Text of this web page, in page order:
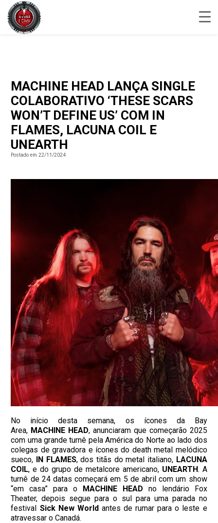
MACHINE HEAD LANÇA SINGLE
COLABORATIVO ‘THESE SCARS
WON’T DEFINE US’ COM IN
FLAMES, LACUNA COIL E
UNEARTH
Postado em 22/11/2024
No início desta semana, os ícones da Bay
Area, MACHINE HEAD, anunciaram que começarão 2025
com uma grande turnê pela América do Norte ao lado dos
colegas de gravadora e ícones do death metal melódico
sueco, IN FLAMES, dos titãs do metal italiano, LACUNA
COIL, e do grupo de metalcore americano, UNEARTH. A
turnê de 24 datas começará em 5 de abril com um show
“em casa” para o MACHINE HEAD no lendário Fox
Theater, depois segue para o sul para uma parada no
festival Sick New Worldantes de rumar para o leste e
atravessar o Canadá.